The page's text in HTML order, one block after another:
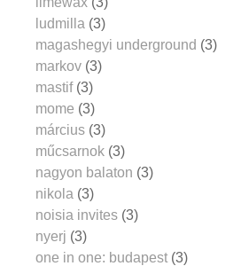
ludmilla (3)
magashegyi underground (3)
markov (3)
mastif (3)
mome (3)
március (3)
műcsarnok (3)
nagyon balaton (3)
nikola (3)
noisia invites (3)
nyerj (3)
one in one: budapest (3)